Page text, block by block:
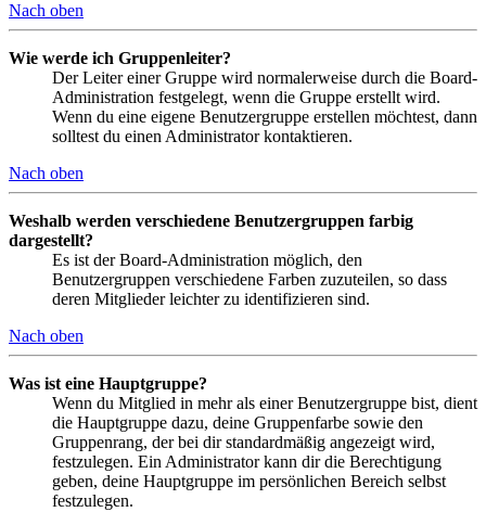
Nach oben
Wie werde ich Gruppenleiter?
Der Leiter einer Gruppe wird normalerweise durch die Board-
Administration festgelegt, wenn die Gruppe erstellt wird.
Wenn du eine eigene Benutzergruppe erstellen möchtest, dann
solltest du einen Administrator kontaktieren.
Nach oben
Weshalb werden verschiedene Benutzergruppen farbig
dargestellt?
Es ist der Board-Administration möglich, den
Benutzergruppen verschiedene Farben zuzuteilen, so dass
deren Mitglieder leichter zu identifizieren sind.
Nach oben
Was ist eine Hauptgruppe?
Wenn du Mitglied in mehr als einer Benutzergruppe bist, dient
die Hauptgruppe dazu, deine Gruppenfarbe sowie den
Gruppenrang, der bei dir standardmäßig angezeigt wird,
festzulegen. Ein Administrator kann dir die Berechtigung
geben, deine Hauptgruppe im persönlichen Bereich selbst
festzulegen.